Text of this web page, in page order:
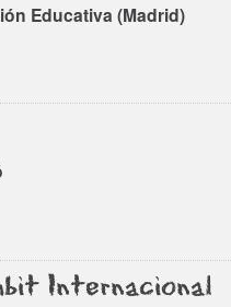
Educativa (Madrid)
Internacional